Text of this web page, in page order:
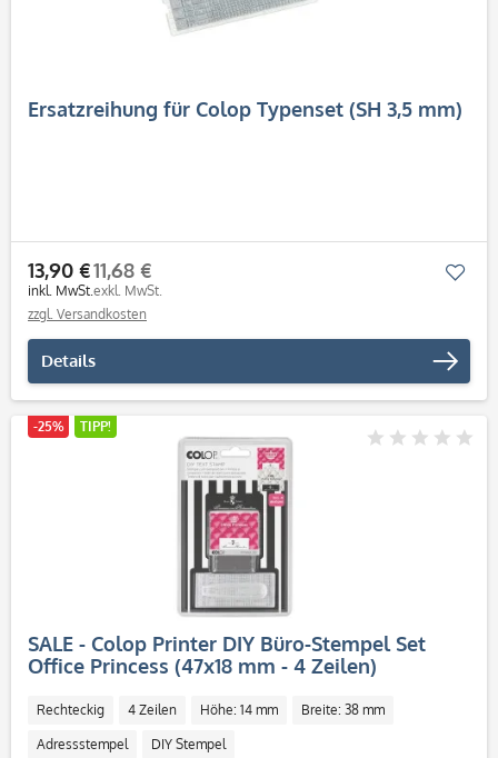
Ersatzreihung für Colop Typenset (SH 3,5 mm)
13,90 €
inkl. MwSt.
11,68 €
exkl. MwSt.
zzgl. Versandkosten
Details
-25% TIPP!
SALE - Colop Printer DIY Büro-Stempel Set
Office Princess (47x18 mm - 4 Zeilen)
Rechteckig 4 Zeilen Höhe: 14 mm Breite: 38 mm
Adressstempel DIY Stempel